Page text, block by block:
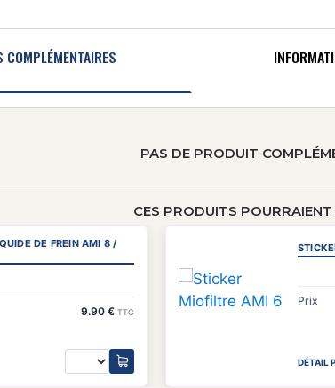
COMPLÉMENTAIRES
PAS DE PRODUIT
CES PRODUITS
DE FREIN AMI 8 /
9.90 € TTC
Prix
DÉTAIL